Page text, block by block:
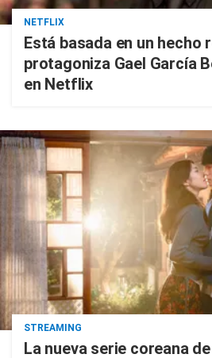
NETFLIX
Está basada en un hecho
protagoniza Gael García
en Netflix
STREAMING
La nueva serie coreana